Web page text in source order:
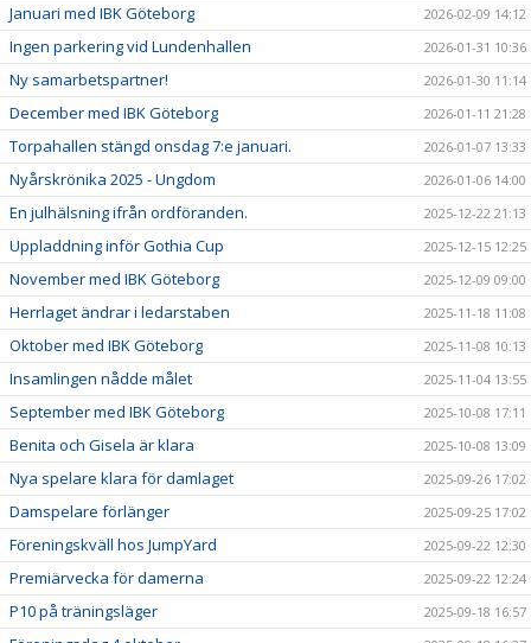
Januari med IBK Göteborg 2026-02-09 14:12
Ingen parkering vid Lundenhallen 2026-01-31 10:36
Ny samarbetspartner! 2026-01-30 11:14
December med IBK Göteborg 2026-01-11 21:28
Torpahallen stängd onsdag 7:e januari. 2026-01-07 13:33
Nyårskrönika 2025 - Ungdom 2026-01-06 14:00
En julhälsning ifrån ordföranden. 2025-12-22 21:13
Uppladdning inför Gothia Cup 2025-12-15 12:25
November med IBK Göteborg 2025-12-09 09:00
Herrlaget ändrar i ledarstaben 2025-11-18 11:08
Oktober med IBK Göteborg 2025-11-08 10:13
Insamlingen nådde målet 2025-11-04 13:55
September med IBK Göteborg 2025-10-08 17:11
Benita och Gisela är klara 2025-10-08 13:09
Nya spelare klara för damlaget 2025-09-26 17:02
Damspelare förlänger 2025-09-25 17:02
Föreningskväll hos JumpYard 2025-09-22 12:30
Premiärvecka för damerna 2025-09-22 12:24
P10 på träningsläger 2025-09-18 16:57